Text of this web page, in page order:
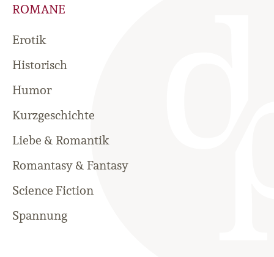
ROMANE
Erotik
Historisch
Humor
Kurzgeschichte
Liebe & Romantik
Romantasy & Fantasy
Science Fiction
Spannung